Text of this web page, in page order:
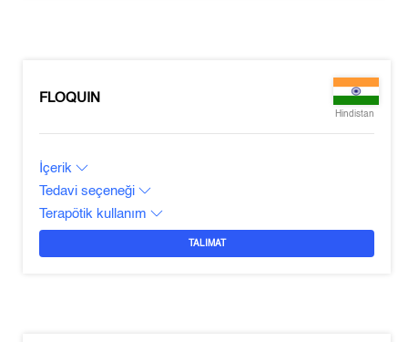
FLOQUIN
Hindistan
İçerik
Tedavi seçeneği
Terapötik kullanım
TALIMAT